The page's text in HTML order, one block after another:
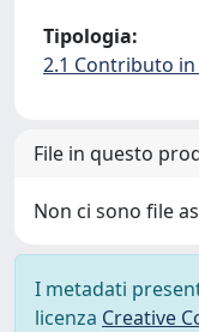
Tipologia:
2.1 Contributo
File in questo
Non ci sono file
I metadati
licenza Creative